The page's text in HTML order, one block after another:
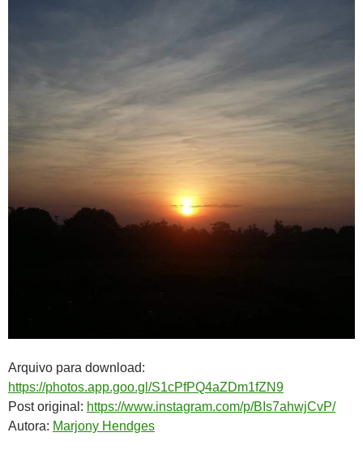
Arquivo para download:
https://photos.app.goo.gl/S1cPfPQ4aZDm1fZN9
Post original: https://www.instagram.com/p/BIs7ahwjCvP/
Autora: Marjony Hendges